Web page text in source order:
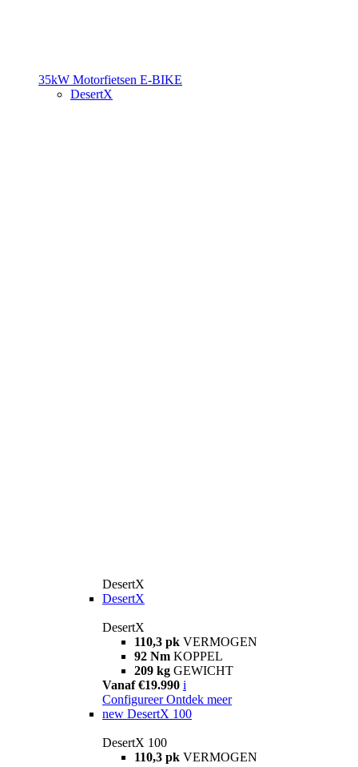
35kW Motorfietsen E-BIKE
DesertX
DesertX
DesertX
DesertX
110,3 pk VERMOGEN
92 Nm KOPPEL
209 kg GEWICHT
Vanaf €19.990 i
Configureer Ontdek meer
new DesertX 100
DesertX 100
110,3 pk VERMOGEN